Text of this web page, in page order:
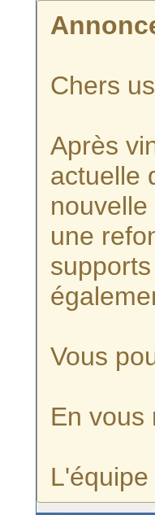
Chers
Après
actuelle
une
Vous
En vous